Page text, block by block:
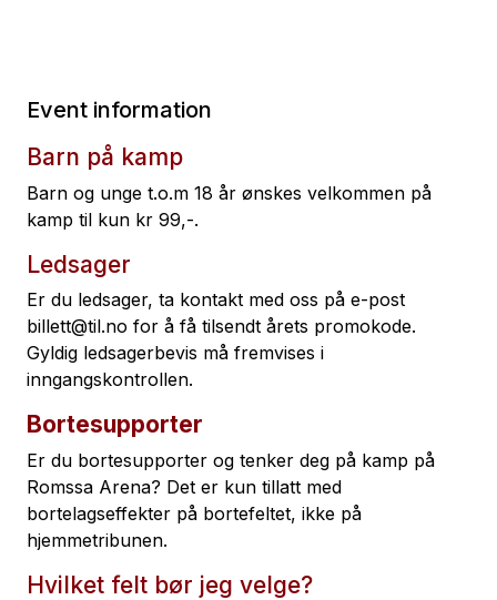
Event information
Barn på kamp
Barn og unge t.o.m 18 år ønskes velkommen på
kamp til kun kr 99,-.
Ledsager
Er du ledsager, ta kontakt med oss på e-post
billett@til.no for å få tilsendt årets promokode.
Gyldig ledsagerbevis må fremvises i
inngangskontrollen.
Bortesupporter
Er du bortesupporter og tenker deg på kamp på
Romssa Arena? Det er kun tillatt med
bortelagseffekter på bortefeltet, ikke på
hjemmetribunen.
Hvilket felt bør jeg velge?